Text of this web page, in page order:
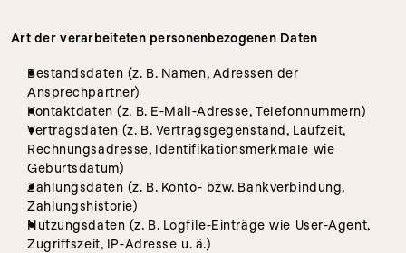
Art der verarbeiteten personenbezogenen Daten
Bestandsdaten (z. B. Namen, Adressen der
Ansprechpartner)
Kontaktdaten (z. B. E-Mail-Adresse, Telefonnummern)
Vertragsdaten (z. B. Vertragsgegenstand, Laufzeit,
Rechnungsadresse, Identifikationsmerkmale wie
Geburtsdatum)
Zahlungsdaten (z. B. Konto- bzw. Bankverbindung,
Zahlungshistorie)
Nutzungsdaten (z. B. Logfile-Einträge wie User-Agent,
Zugriffszeit, IP-Adresse u. ä.)